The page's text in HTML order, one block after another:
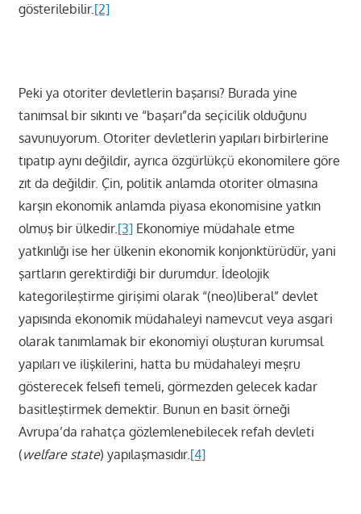
gösterilebilir.[2]
Peki ya otoriter devletlerin başarısı? Burada yine
tanımsal bir sıkıntı ve “başarı”da seçicilik olduğunu
savunuyorum. Otoriter devletlerin yapıları birbirlerine
tıpatıp aynı değildir, ayrıca özgürlükçü ekonomilere göre
zıt da değildir. Çin, politik anlamda otoriter olmasına
karşın ekonomik anlamda piyasa ekonomisine yatkın
olmuş bir ülkedir.[3]Ekonomiye müdahale etme
yatkınlığı ise her ülkenin ekonomik konjonktürüdür, yani
şartların gerektirdiği bir durumdur. İdeolojik
kategorileştirme girişimi olarak “(neo)liberal” devlet
yapısında ekonomik müdahaleyi namevcut veya asgari
olarak tanımlamak bir ekonomiyi oluşturan kurumsal
yapıları ve ilişkilerini, hatta bu müdahaleyi meşru
gösterecek felsefi temeli, görmezden gelecek kadar
basitleştirmek demektir. Bunun en basit örneği
Avrupa’da rahatça gözlemlenebilecek refah devleti
(welfare state) yapılaşmasıdır.[4]